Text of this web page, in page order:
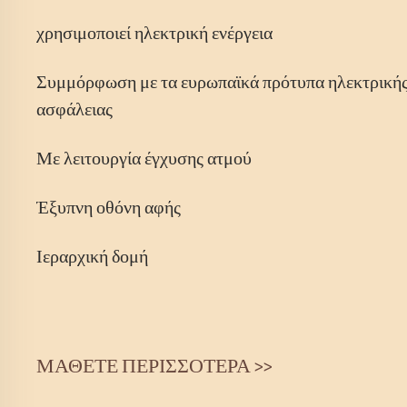
χρησιμοποιεί ηλεκτρική ενέργεια
Συμμόρφωση με τα ευρωπαϊκά πρότυπα
ασφάλειας
Με λειτουργία έγχυσης ατμού
Έξυπνη οθόνη αφής
Ιεραρχική δομή
ΜΑΘΕΤΕ ΠΕΡΙΣΣΟΤΕΡΑ >>